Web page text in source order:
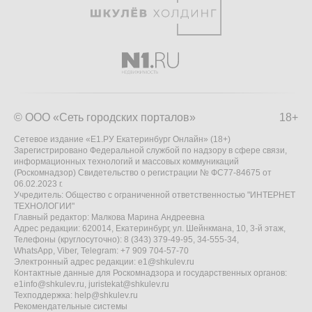
18+
© ООО «Сеть городских порталов»
Сетевое издание «Е1.РУ Екатеринбург Онлайн» (18+)
Зарегистрировано Федеральной службой по надзору в сфере связи,
информационных технологий и массовых коммуникаций
(Роскомнадзор) Свидетельство о регистрации № ФС77-84675 от
06.02.2023 г.
Учредитель: Общество с ограниченной ответственностью "ИНТЕРНЕТ
ТЕХНОЛОГИИ"
Главный редактор: Малкова Марина Андреевна
Адрес редакции: 620014, Екатеринбург, ул. Шейнкмана, 10, 3-й этаж,
Телефоны (круглосуточно): 8 (343) 379-49-95, 34-555-34,
WhatsApp, Viber, Telegram: +7 909 704-57-70
Электронный адрес редакции: e1@shkulev.ru
Контактные данные для Роскомнадзора и государственных органов:
e1info@shkulev.ru juristekat@shkulev.ru
Техподдержка: help@shkulev.ru
Рекомендательные системы